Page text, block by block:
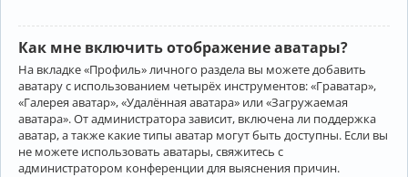
Как мне включить отображение аватары?
На вкладке «Профиль» личного раздела вы можете добавить
аватару с использованием четырёх инструментов: «Граватар»,
«Галерея аватар», «Удалённая аватара» или «Загружаемая
аватара». От администратора зависит, включена ли поддержка
аватар, а также какие типы аватар могут быть доступны. Если вы
не можете использовать аватары, свяжитесь с
администратором конференции для выяснения причин.